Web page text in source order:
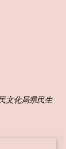
文化局県民生